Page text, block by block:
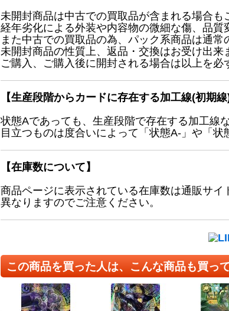
未開封商品は中古での買取品が含まれる場合も
経年劣化による外装や内容物の微細な傷、品質
また中古での買取品の為、パック系商品は通常
未開封商品の性質上、返品・交換はお受け出来
ご購入、ご購入後に開封される場合は以上を必
【生産段階からカードに存在する加工線(初期線
状態Aであっても、生産段階で存在する加工線
目立つものは度合いによって「状態A-」や「状
【在庫数について】
商品ページに表示されている在庫数は通販サ
異なりますのでご注意ください。
この商品を買った人は、こんな商品も買っ